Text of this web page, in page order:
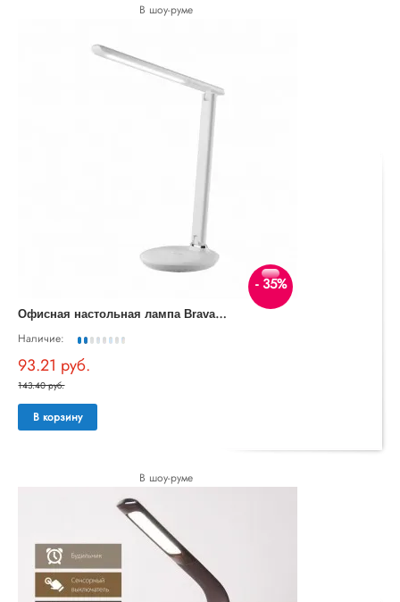
В шоу-руме
- 35%
О
фисная настольная лампа Brava TL90530
Наличие:
93.21 руб.
143.40 руб.
В корзину
В шоу-руме